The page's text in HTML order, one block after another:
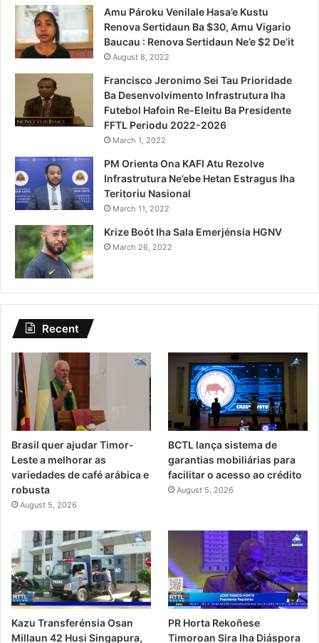
Amu Pároku Venilale Hasa’e Kustu
Renova Sertidaun Ba $30, Amu Vigario
Baucau : Renova Sertidaun Ne’e $2 De’it
August 8, 2022
Francisco Jeronimo Sei Tau Prioridade
Ba Desenvolvimento Infrastrutura Iha
Futebol Hafoin Re-Eleitu Ba Presidente
FFTL Periodu 2022-2026
March 1, 2022
PM Orienta Ona KAFI Atu Rezolve
Infrastrutura Ne’ebe Hetan Estragus Iha
Teritoriu Nasional
March 11, 2022
Krize Boót Iha Sala Emerjénsia HGNV
March 26, 2022
Recent
Brasil quer ajudar Timor-
Leste a melhorar as
variedades de café arábica e
robusta
August 5, 2026
BCTL lança sistema de
garantias mobiliárias para
facilitar o acesso ao crédito
August 5, 2026
Kazu Transferénsia Osan
Millaun 42 Husi Singapura,
PR Horta Rekoñese
Timoroan Sira Iha Diáspora